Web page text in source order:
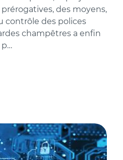
prérogatives, des moyens,
contrôle des polices
champêtres a enfin
p…